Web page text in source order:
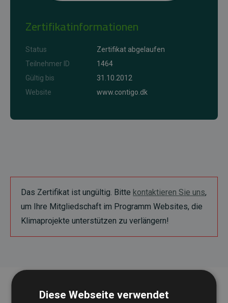
Zertifikatinformationen
Status
Zertifikat abgelaufen
Teilnehmer ID
1464
Gültig bis
31.10.2012
Website
www.contigo.dk
Das Zertifikat ist ungültig. Bitte kontaktieren Sie uns,
um Ihre Mitgliedschaft im Programm Websites, die
Klimaprojekte unterstützen zu verlängern!
Diese Webseite verwendet